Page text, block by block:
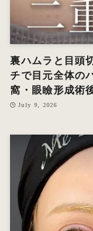
裏ハムラと目頭
チで目元全体の
窩・眼瞼形成術
July 9, 2026